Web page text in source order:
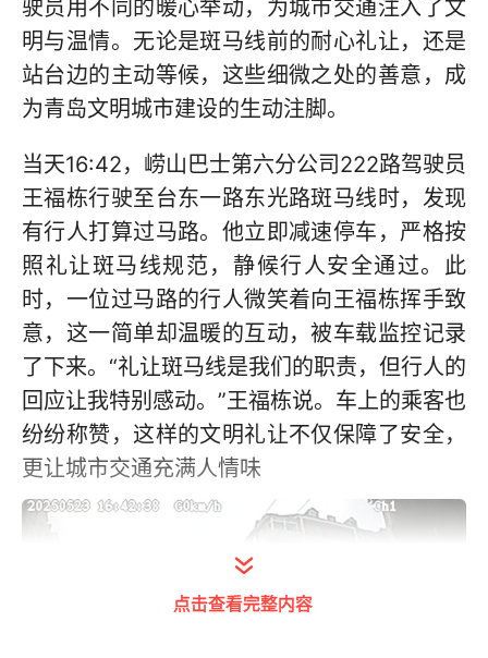
驶员用不同的暖心举动，为城市交通注入了文
明与温情。无论是斑马线前的耐心礼让，还是
站台边的主动等候，这些细微之处的善意，成
为青岛文明城市建设的生动注脚。
当天16:42，崂山巴士第六分公司222路驾驶员
王福栋行驶至台东一路东光路斑马线时，发现
有行人打算过马路。他立即减速停车，严格按
照礼让斑马线规范，静候行人安全通过。此
时，一位过马路的行人微笑着向王福栋挥手致
意，这一简单却温暖的互动，被车载监控记录
了下来。“礼让斑马线是我们的职责，但行人的
回应让我特别感动。”王福栋说。车上的乘客也
纷纷称赞，这样的文明礼让不仅保障了安全，
更让城市交通充满人情味
点击查看完整内容